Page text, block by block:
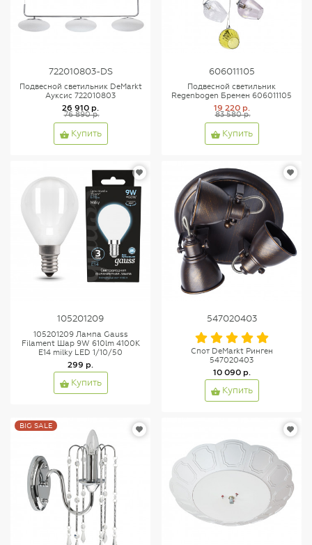
722010803-DS
Подвесной светильник DeMarkt
Ауксис 722010803
26 910 р.
76 890 р.
Купить
606011105
Подвесной светильник
Regenbogen Бремен 606011105
19 220 р.
83 580 р.
Купить
105201209
105201209 Лампа Gauss
Filament Шар 9W 610lm 4100К
Е14 milky LED 1/10/50
299 р.
Купить
547020403
Спот DeMarkt Ринген
547020403
10 090 р.
Купить
BIG SALE